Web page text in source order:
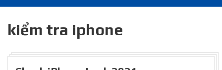
kiểm tra iphone